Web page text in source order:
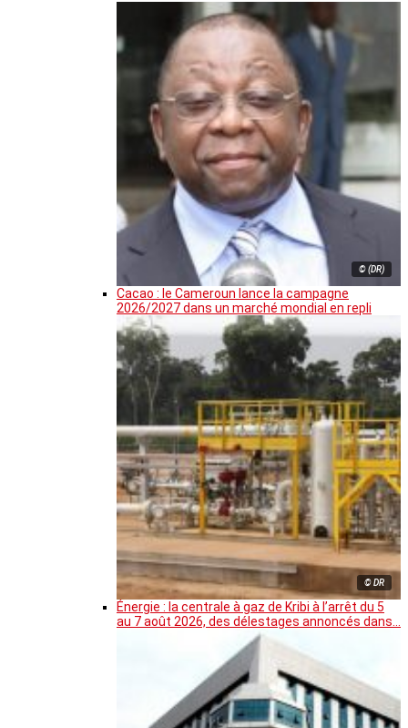
© (DR)
Cacao : le Cameroun lance la campagne
2026/2027 dans un marché mondial en repli
© DR
Énergie : la centrale à gaz de Kribi à l’arrêt du 5
au 7 août 2026, des délestages annoncés dans…